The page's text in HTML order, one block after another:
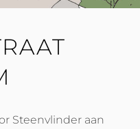
Steenvlinder aan